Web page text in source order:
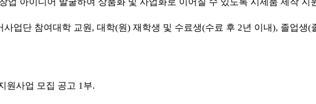
업단 참여대학 교원, 대학(원) 재학생 및 수료생(수료 후 2년 이내), 졸업생(
원사업 모집 공고 1부.